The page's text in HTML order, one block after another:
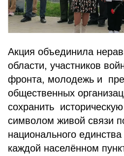
Акция объединила
области, участников
фронта, молодежь и
общественных
сохранить
символом живой связи
национального
каждой населённом